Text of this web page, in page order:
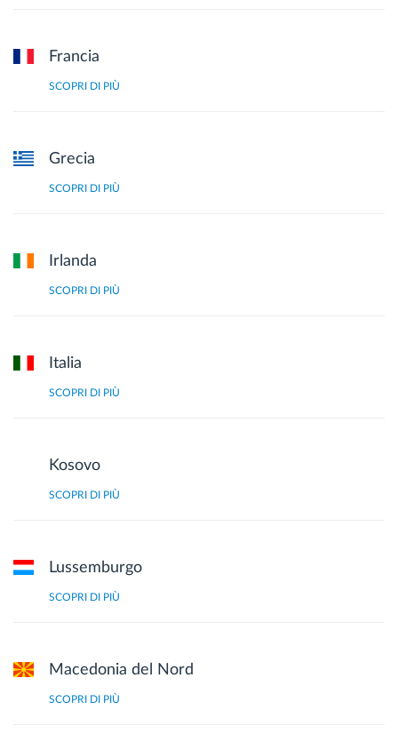
Francia
SCOPRI DI PIÙ
Grecia
SCOPRI DI PIÙ
Irlanda
SCOPRI DI PIÙ
Italia
SCOPRI DI PIÙ
Kosovo
SCOPRI DI PIÙ
Lussemburgo
SCOPRI DI PIÙ
Macedonia del Nord
SCOPRI DI PIÙ